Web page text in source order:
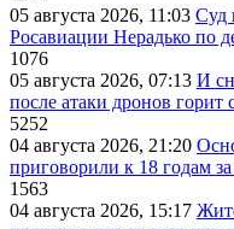
05 августа 2026, 11:03 Суд
Росавиации Нерадько по
1076
05 августа 2026, 07:13 И
после атаки дронов
5252
04 августа 2026, 21:20
приговорили к 18 годам
1563
04 августа 2026, 15:17